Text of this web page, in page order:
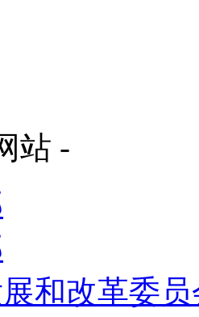
站 -
和改革委